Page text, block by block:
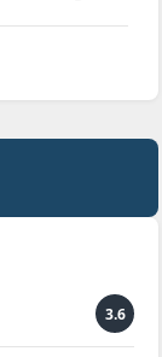
3.6